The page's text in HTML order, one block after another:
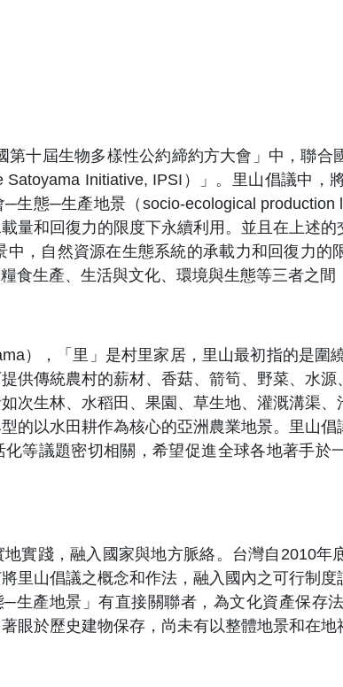
第十屆生物多樣性公約締約方大會」中，聯
Initiative, IPSI）」。里山倡議中
生態─生產地景（socio-ecological
量和回復力的限度下永續利用。並且在上述
，自然資源在生態系統的承載力和回復力
食生產、生活與文化、環境與生態等三者之間
），「里」是村里家居，里山最初指的是
供傳統農村的薪材、香菇、箭筍、野菜、水
次生林、水稻田、果園、草生地、灌溉溝渠
的以水田耕作為核心的亞洲農業地景。里山倡
等議題密切相關，希望促進全球各地著手
實踐，融入國家與地方脈絡。台灣自2010
里山倡議之概念和作法，融入國內之可行制
生產地景」有直接關聯者，為文化資產保存
眼於歷史建物保存，尚未有以整體地景和在